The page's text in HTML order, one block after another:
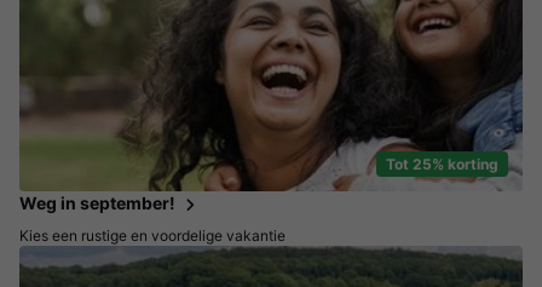
Tot 25% korting
Weg in september!
Kies een rustige en voordelige vakantie